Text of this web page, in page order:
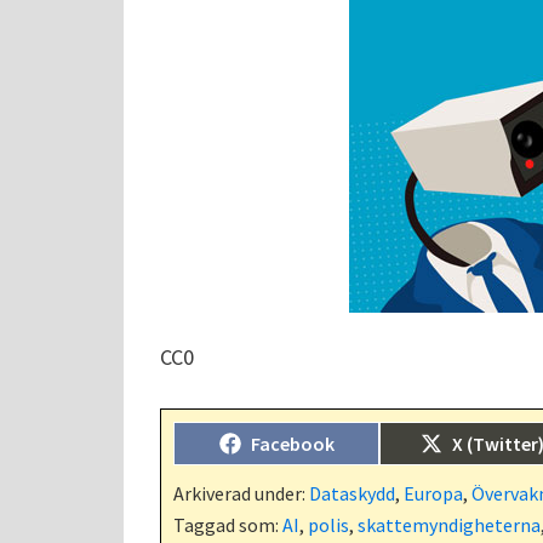
CC0
Dela
på
Facebook
Dela
på
X (Twitter)
Arkiverad under: Dataskydd, Europa,
Taggad som: AI, polis, skattemyndigheterna,